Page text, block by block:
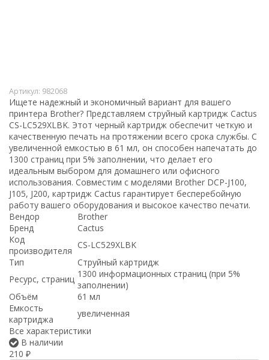
Артикул: 982068
Ищете надежный и экономичный вариант для вашего
принтера Brother? Представляем струйный картридж Cactus
CS-LC529XLBK. Этот черный картридж обеспечит четкую и
качественную печать на протяжении всего срока службы. С
увеличенной емкостью в 61 мл, он способен напечатать до
1300 страниц при 5% заполнении, что делает его
идеальным выбором для домашнего или офисного
использования. Совместим с моделями Brother DCP-J100,
J105, J200, картридж Cactus гарантирует бесперебойную
работу вашего оборудования и высокое качество печати.
Вендор
Brother
Бренд
Cactus
Код
производителя
CS-LC529XLBK
Тип
Струйный картридж
Ресурс, страниц 1300 информационных страниц (при 5%
заполнении)
Объём
61 мл
Емкость
картриджа
увеличенная
Все характеристики
В наличии
210 ₽